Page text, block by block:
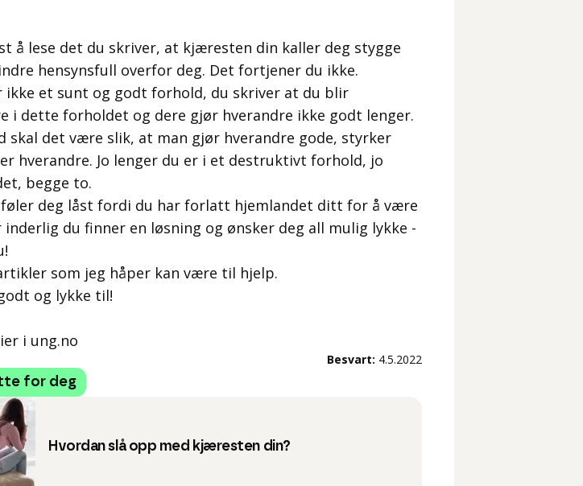
å lese det du skriver, at kjæresten din kaller deg stygge
hensynsfull overfor deg. Det fortjener du ikke.
ikke et sunt og godt forhold, du skriver at du blir
i dette forholdet og dere gjør hverandre ikke godt lenger.
skal det være slik, at man gjør hverandre gode, styrker
hverandre. Jo lenger du er i et destruktivt forhold, jo
begge to.
føler deg låst fordi du har forlatt hjemlandet ditt for å være
inderlig du finner en løsning og ønsker deg all mulig lykke -
som jeg håper kan være til hjelp.
og lykke til!
i ung.no
Besvart: 4.5.2022
for deg
Hvordan slå opp med kjæresten din?